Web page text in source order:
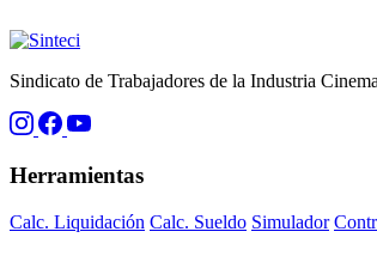
Sindicato de Trabajadores de la Industria
Herramientas
Calc. Liquidación Calc. Sueldo Simulador